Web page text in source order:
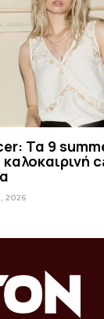
Τα 9
καλοκαιρινή
2026